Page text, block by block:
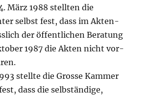
März 1988 stellten die
selbst fest, dass im Akten­
der öffentlichen Beratung
1987 die Akten nicht vor­
stellte die Grosse Kammer
dass die selbstän­dige,